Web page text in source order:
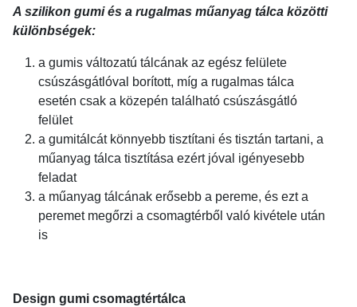
A szilikon gumi és a rugalmas műanyag tálca közötti
különbségek:
a gumis változatú tálcának az egész felülete
csúszásgátlóval borított, míg a rugalmas tálca
esetén csak a közepén található csúszásgátló
felület
a gumitálcát könnyebb tisztítani és tisztán tartani, a
műanyag tálca tisztítása ezért jóval igényesebb
feladat
a műanyag tálcának erősebb a pereme, és ezt a
peremet megőrzi a csomagtérből való kivétele után
is
Design gumi csomagtértálca